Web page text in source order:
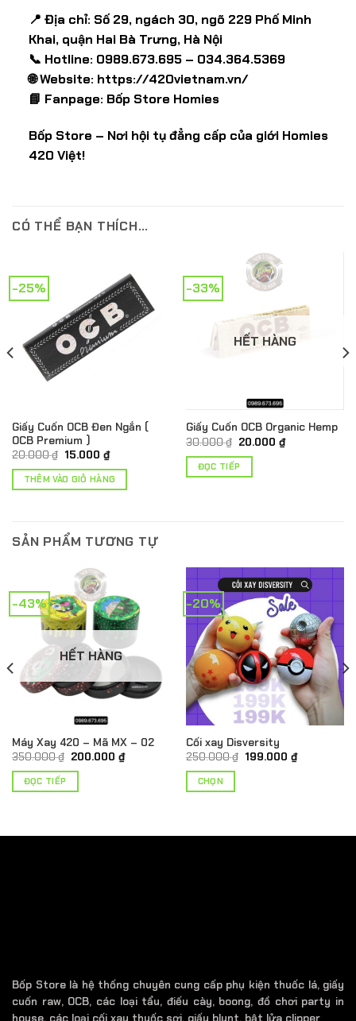
📍 Địa chỉ: Số 29, ngách 30, ngõ 229 Phố Minh
Khai, quận Hai Bà Trưng, Hà Nội
📞 Hotline: 0989.673.695 – 034.364.5369
🌐 Website: https://420vietnam.vn/
📘 Fanpage: Bốp Store Homies
Bốp Store – Nơi hội tụ đẳng cấp của giới Homies
420 Việt!
CÓ THỂ BẠN THÍCH…
-25%
Giấy Cuốn OCB Đen Ngắn (
OCB Premium )
20.000₫ Giá
là:
20.000 ₫.
15.000 ₫Giá
hiện
tại
là:
THÊM VÀO GIỎ HÀNG
-33%
HẾT HÀNG
Giấy Cuốn OCB Organic Hemp
30.000₫ Giá
là:
30.000 ₫.
20.000 ₫Giá
hiện
ĐỌC TIẾP
SẢN PHẨM TƯƠNG TỰ
-43%
HẾT HÀNG
Máy Xay 420 – Mã MX – 02
350.000₫ Giá
là:
200.000 ₫Giá
hiện
ĐỌC TIẾP
-20%
Cối xay Disversity
250.000₫ Giá
199.000 ₫Giá
hiện
CHỌN
này
thể
được
chọn
Bốp Store là hệ thống chuyên cung cấp phụ kiện thuốc lá, giấy
cuốn raw, OCB, các loại tẩu, điếu cày, boong, đồ chơi party in